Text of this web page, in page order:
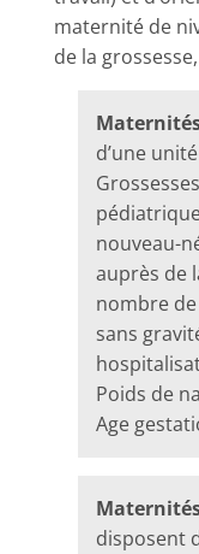
maternité de
de la
d’une
nouveau-
auprès de
nombre
sans
Poids de
Age
disposent